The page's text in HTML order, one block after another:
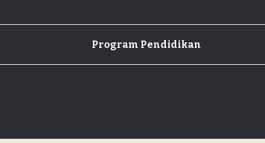
Program Pendidikan